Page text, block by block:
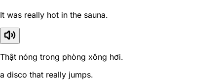
It was really hot in the sauna.
Thật nóng trong phòng xông hơi.
a disco that really jumps.